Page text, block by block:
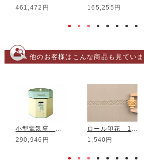
461,472円
165,255円
他のお客様はこんな商品も見てい
小型電気窯 DUA-01 プティ(Petit)
290,946円
ロール印花 10mm MRL-23
1,540円